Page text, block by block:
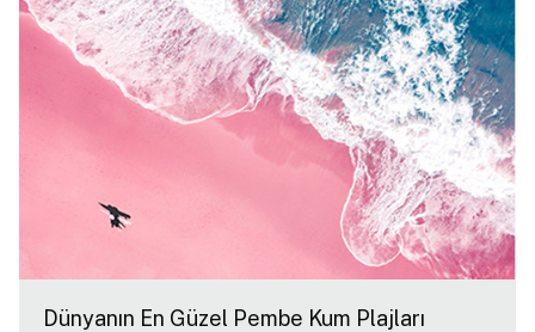
Dünyanın En Güzel Pembe Kum Plajları